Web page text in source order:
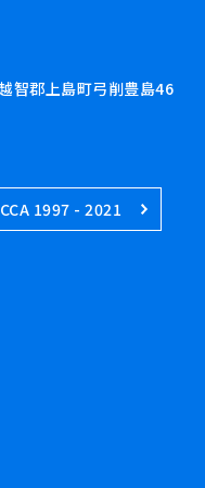
智郡上島町弓削豊島46
1997 - 2021